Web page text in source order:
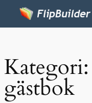
Kategori:
gästbok